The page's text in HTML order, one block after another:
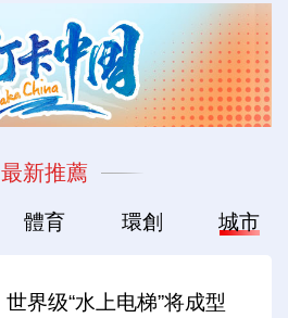
最新推薦
體育 環創 城市
世界级“水上电梯”将成型